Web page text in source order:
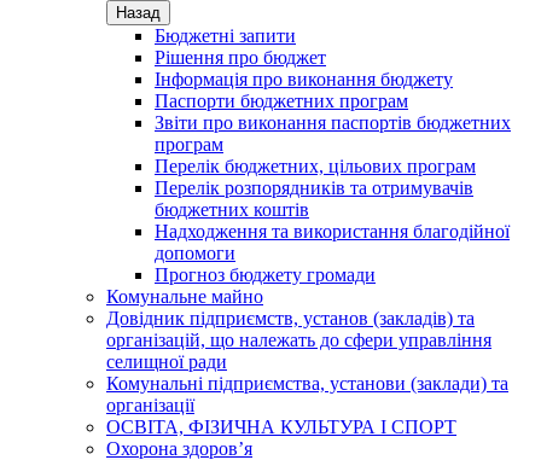
Назад
Бюджетні запити
Рішення про бюджет
Інформація про виконання бюджету
Паспорти бюджетних програм
Звіти про виконання паспортів бюджетних
програм
Перелік бюджетних, цільових програм
Перелік розпорядників та отримувачів
бюджетних коштів
Надходження та використання благодійної
допомоги
Прогноз бюджету громади
Комунальне майно
Довідник підприємств, установ (закладів) та
організацій, що належать до сфери управління
селищної ради
Комунальні підприємства, установи (заклади) та
організації
ОСВІТА, ФІЗИЧНА КУЛЬТУРА І СПОРТ
Охорона здоров’я